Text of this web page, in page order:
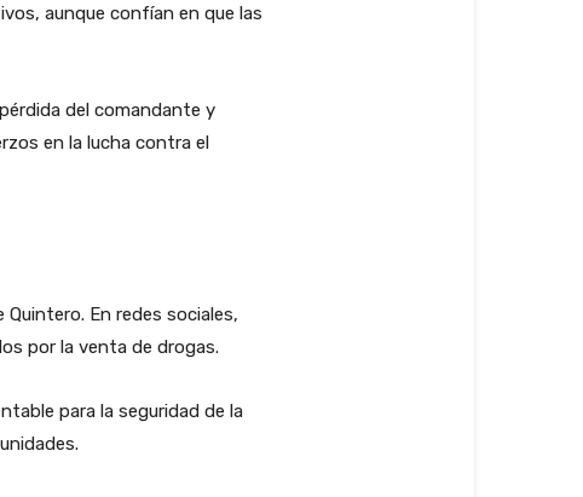
aunque confían en que las
del comandante y
en la lucha contra el
En redes sociales,
por la venta de drogas.
para la seguridad de la